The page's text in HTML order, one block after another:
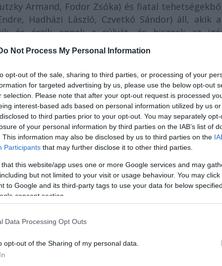
Not Process My Personal Information
opt-out of the sale, sharing to third parties, or processing of your
for targeted advertising by us, please use the below opt-out
selection. Please note that after your opt-out request is processed
interest-based ads based on personal information utilized by us
to third parties prior to your opt-out. You may separately
of your personal information by third parties on the IAB’s list of
This information may also be disclosed by us to third parties on the
Participants that may further disclose it to other third parties.
that this website/app uses one or more Google services and may
but not limited to your visit or usage behaviour. You may
to Google and its third-party tags to use your data for below
consent section.
Data Processing Opt Outs
opt-out of the Sharing of my personal data.
Armand, Fodor Zsóka) és fiatal
Hadházi László, Czvetkó Sándor) áll, akik
és érzik ennek a súlyát, és hisznek az
***
A doktor úr
-vígjáték -
György, Czvetkó Sándor, Szabó Erika, Gyebnár
András, Lipták Péter, Koncz Patrícia
Galambos Zoltán
hétfő 19:00 Debrecen- Lovarda